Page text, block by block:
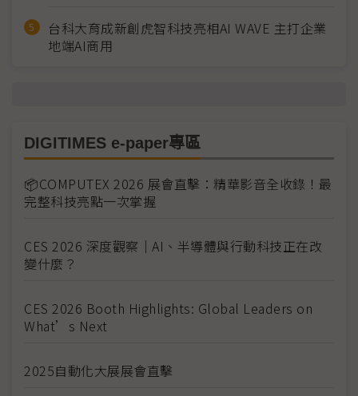
台科大育成新創虎智科技亮相AI WAVE 主打企業
地端AI商用
DIGITIMES e-paper專區
📦COMPUTEX 2026 展會直擊：精華影音全收錄！最
完整科技亮點一次掌握
CES 2026 深度觀察｜AI、半導體與行動科技正在改
變什麼？
CES 2026 Booth Highlights: Global Leaders on
What’s Next
2025自動化大展展會直擊